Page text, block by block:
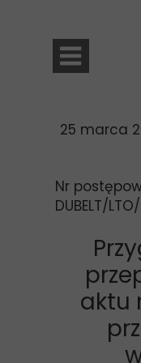
Nr
DUBELT/
25 marca
aktu